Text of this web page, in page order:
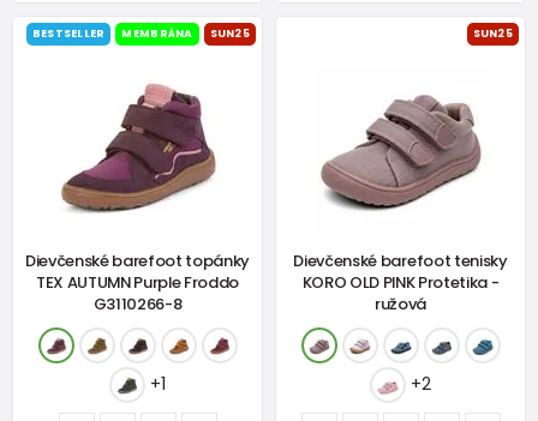
BESTSELLER MEMBRÁNA SUN25
Dievčenské barefoot topánky
TEX AUTUMN Purple Froddo
G3110266-8
+1
SUN25
Dievčenské barefoot tenisky
KORO OLD PINK Protetika -
ružová
+2